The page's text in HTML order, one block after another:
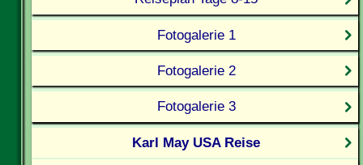
Fotogalerie 1
Fotogalerie 2
Fotogalerie 3
Karl May USA Reise